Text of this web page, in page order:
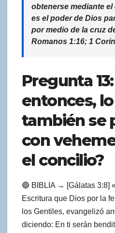
obtenerse mediante
es el poder de Dios
por medio de la cruz
Romanos 1:16; 1
Pregunta
entonces,
también se
con
el concilio?
🔵 BIBLIA → [Gálatas 3:8]
Escritura que Dios por la
los Gentiles, evangelizó
diciendo: En ti serán